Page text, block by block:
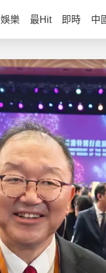
娛樂 最Hit 即時 中